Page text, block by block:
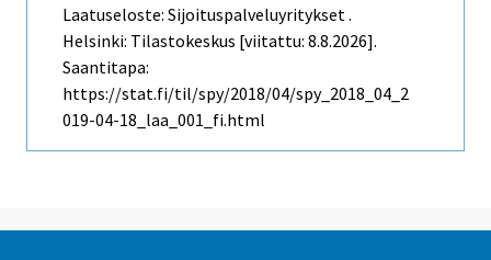
Laatuseloste: Sijoituspalveluyritykset .
Helsinki: Tilastokeskus [viitattu: 8.8.2026].
Saantitapa:
https://stat.fi/til/spy/2018/04/spy_2018_04_2
019-04-18_laa_001_fi.html